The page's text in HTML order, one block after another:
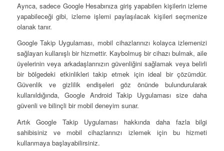
Ayrıca, sadece Google Hesabınıza giriş yapabilen kişilerin izleme
yapabileceği gibi, izleme işlemi paylaşılacak kişileri seçmenize
olanak tanır.
Google Takip Uygulaması, mobil cihazlarınızı kolayca izlemenizi
sağlayan kullanışlı bir hizmettir. Kaybolmuş bir cihazı bulmak, aile
üyelerinin veya arkadaşlarınızın güvenliğini sağlamak veya belirli
bir bölgedeki etkinlikleri takip etmek için ideal bir çözümdür.
Güvenlik ve gizlilik endişeleri göz önünde bulundurularak
kullanıldığında, Google Android Takip Uygulaması size daha
güvenli ve bilinçli bir mobil deneyim sunar.
Artık Google Takip Uygulaması hakkında daha fazla bilgi
sahibisiniz ve mobil cihazlarınızı izlemek için bu hizmeti
kullanmaya başlayabilirsiniz.